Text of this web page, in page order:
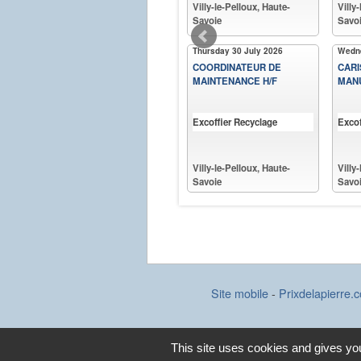
Villy-le-Pelloux, Haute-
Savoie
Thursday 30 July 2026
COORDINATEUR DE
MAINTENANCE H/F
Excoffier Recyclage
Villy-le-Pelloux, Haute-
Savoie
Villy-
Villy-
Site mobile-
Attention : les données et informations accessibles par
sur le Site. Toute reprise d'informations ou de
SalaireMoyen.com,Contactez-nous.
This site uses cookies and gives